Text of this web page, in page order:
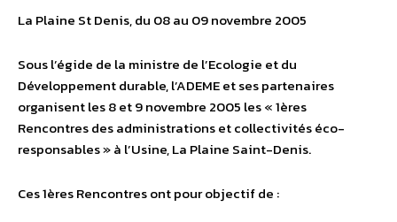
La Plaine St Denis, du 08 au 09 novembre 2005
Sous l’égide de la ministre de l’Ecologie et du
Développement durable, l’ADEME et ses partenaires
organisent les 8 et 9 novembre 2005 les « 1ères
Rencontres des administrations et collectivités éco-
responsables » à l’Usine, La Plaine Saint-Denis.
Ces 1ères Rencontres ont pour objectif de :